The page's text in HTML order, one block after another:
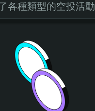
各種類型的空投活動